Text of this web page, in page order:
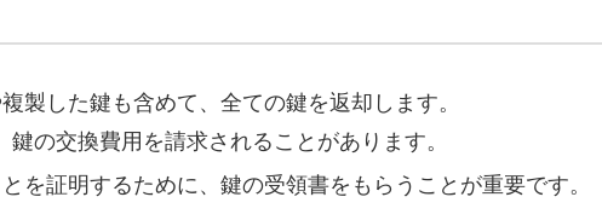
製した鍵も含めて、全ての鍵を返却します。
の交換費用を請求されることがあります。
を証明するために、鍵の受領書をもらうことが重要です。